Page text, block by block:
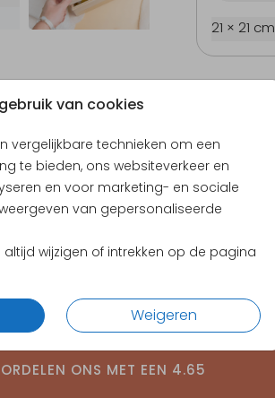
van cookies
vergelijkbare technieken om een
te bieden, ons websiteverkeer en
en voor marketing- en sociale
van gepersonaliseerde
wijzigen of intrekken op de pagina
Weigeren
21 × 21 cm
ONS MET EEN 4.65